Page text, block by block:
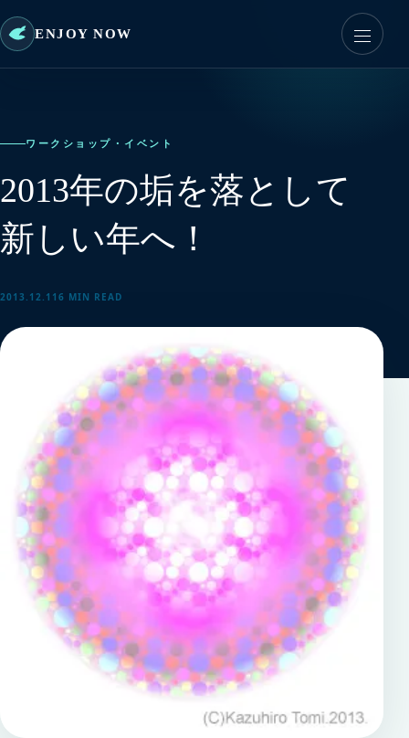
ENJOY NOW
ワークショップ・イベント
2013年の垢を落として
新しい年へ！
2013.12.11 6 MIN READ